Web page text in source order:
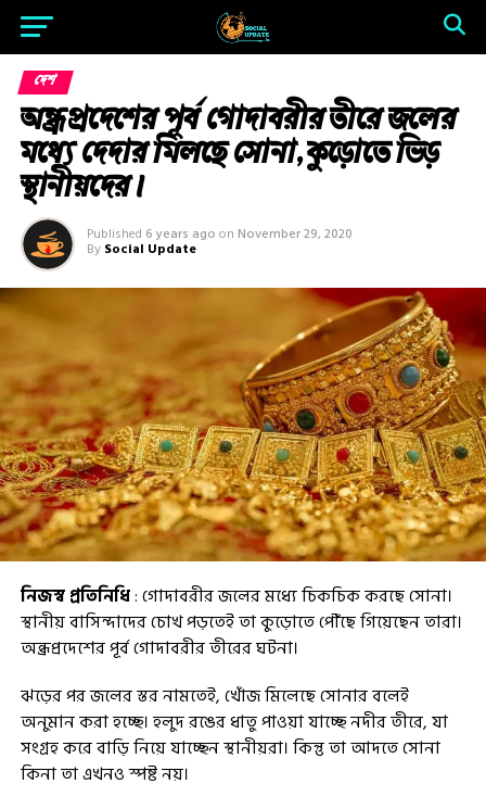
দেশ
অন্ধ্রপ্রদেশের পূর্ব গোদাবরীর তীরে জলের
মধ্যে দেদার মিলছে সোনা, কুড়োতে ভিড়
স্থানীয়দের।
Published 6 years ago on November 29, 2020
By Social Update
নিজস্ব প্রতিনিধি: গোদাবরীর জলের মধ্যে চিকচিক করছে সোনা।
স্থানীয় বাসিন্দাদের চোখ পড়তেই তা কুড়োতে পৌঁছে গিয়েছেন তারা।
অন্ধ্রপ্রদেশের পূর্ব গোদাবরীর তীরের ঘটনা।
ঝড়ের পর জলের স্তর নামতেই, খোঁজ মিলেছে সোনার বলেই
অনুমান করা হচ্ছে। হলুদ রঙের ধাতু পাওয়া যাচ্ছে নদীর তীরে, যা
সংগ্রহ করে বাড়ি নিয়ে যাচ্ছেন স্থানীয়রা। কিন্তু তা আদতে সোনা
কিনা তা এখনও স্পষ্ট নয়।